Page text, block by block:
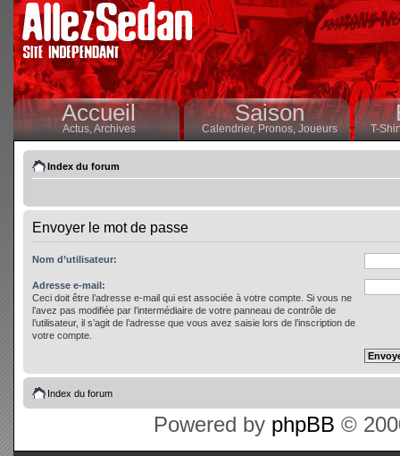
Accueil
Actus,Archives
Saison
Calendrier,Pronos, Joueurs T-
Index du forum
Envoyer le mot de passe
Nom d’utilisateur:
Adresse e-mail:
Ceci doit être l’adresse e-mail qui est associée à votre compte. Si vous ne
l’avez pas modifiée par l’intermédiaire de votre panneau de contrôle de
l’utilisateur, il s’agit de l’adresse que vous avez saisie lors de l’inscription de
votre compte.
Index du forum
Powered by phpBB ©